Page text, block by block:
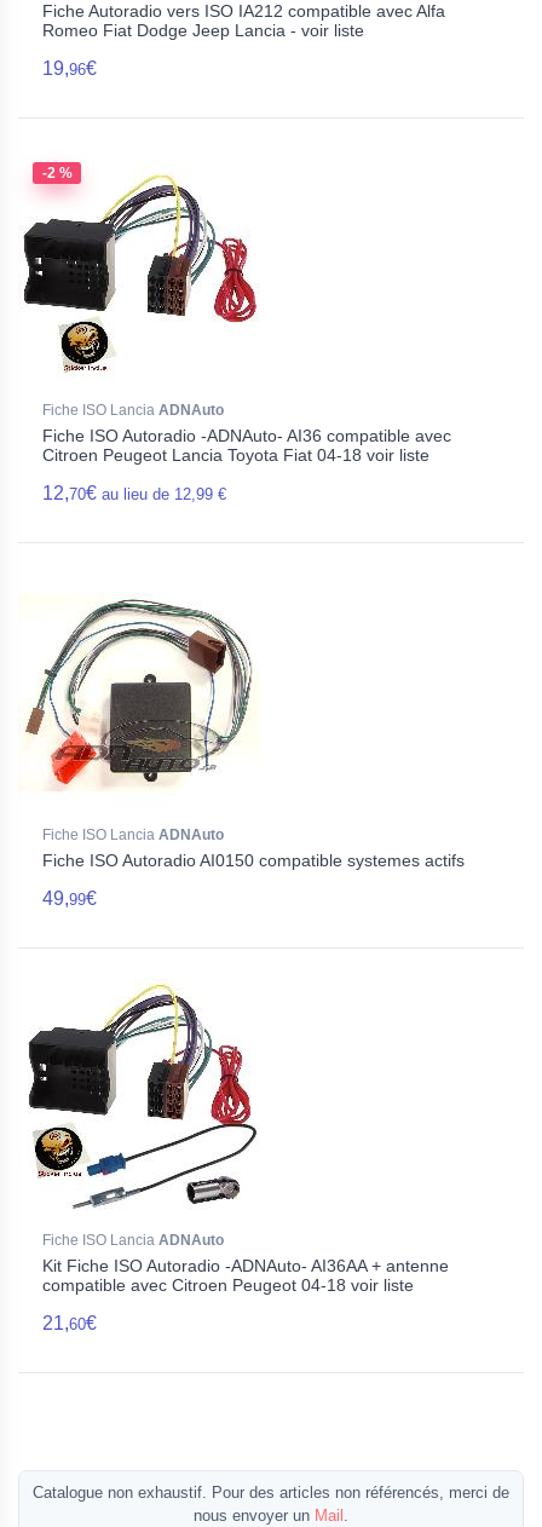
Fiche Autoradio vers ISO IA212 compatible avec Alfa
Romeo Fiat Dodge Jeep Lancia - voir liste
19,96€
-2 %
Fiche ISO Lancia ADNAuto
Fiche ISO Autoradio -ADNAuto- AI36 compatible avec
Citroen Peugeot Lancia Toyota Fiat 04-18 voir liste
12,70€ au lieu de 12,99 €
Fiche ISO Lancia ADNAuto
Fiche ISO Autoradio AI0150 compatible systemes actifs
49,99€
Fiche ISO Lancia ADNAuto
Kit Fiche ISO Autoradio -ADNAuto- AI36AA + antenne
compatible avec Citroen Peugeot 04-18 voir liste
21,60€
Catalogue non exhaustif. Pour des articles non référencés, merci de
nous envoyer un Mail .